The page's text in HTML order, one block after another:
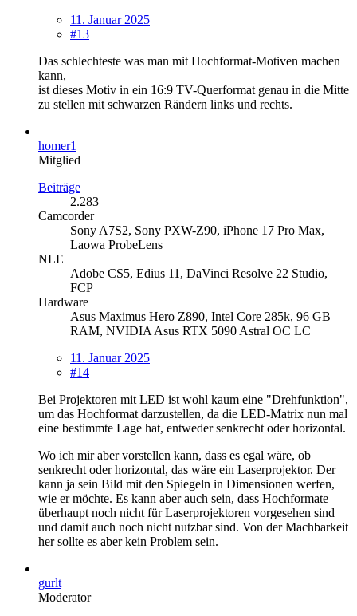
11. Januar 2025
#13
Das schlechteste was man mit Hochformat-Motiven machen
kann,
ist dieses Motiv in ein 16:9 TV-Querformat genau in die Mitte
zu stellen mit schwarzen Rändern links und rechts.
homer1
Mitglied
Beiträge
2.283
Camcorder
Sony A7S2, Sony PXW-Z90, iPhone 17 Pro Max,
Laowa ProbeLens
NLE
Adobe CS5, Edius 11, DaVinci Resolve 22 Studio,
FCP
Hardware
Asus Maximus Hero Z890, Intel Core 285k, 96 GB
RAM, NVIDIA Asus RTX 5090 Astral OC LC
11. Januar 2025
#14
Bei Projektoren mit LED ist wohl kaum eine "Drehfunktion",
um das Hochformat darzustellen, da die LED-Matrix nun mal
eine bestimmte Lage hat, entweder senkrecht oder horizontal.
Wo ich mir aber vorstellen kann, dass es egal wäre, ob
senkrecht oder horizontal, das wäre ein Laserprojektor. Der
kann ja sein Bild mit den Spiegeln in Dimensionen werfen,
wie er möchte. Es kann aber auch sein, dass Hochformate
überhaupt noch nicht für Laserprojektoren vorgesehen sind
und damit auch noch nicht nutzbar sind. Von der Machbarkeit
her sollte es aber kein Problem sein.
gurlt
Moderator